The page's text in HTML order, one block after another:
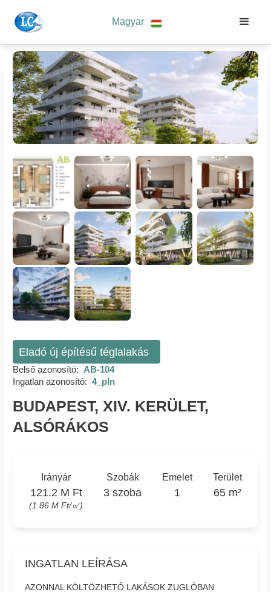
Magyar
Eladó új építésű téglalakás
Belső azonosító: AB-104
Ingatlan azonosító: 4_pln
BUDAPEST, XIV. KERÜLET,
ALSÓRÁKOS
Irányár
121.2 M Ft
(1.86 M Ft/㎡)
Szobák
3 szoba
Emelet
1
Terület
65 m²
INGATLAN LEÍRÁSA
AZONNAL KÖLTÖZHETŐ LAKÁSOK ZUGLÓBAN